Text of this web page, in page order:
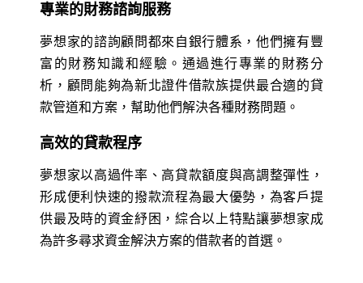
專業的財務諮詢服務
夢想家的諮詢顧問都來自銀行體系，他們擁有豐
富的財務知識和經驗。通過進行專業的財務分
析，顧問能夠為新北證件借款族提供最合適的貸
款管道和方案，幫助他們解決各種財務問題。
高效的貸款程序
夢想家以高過件率、高貸款額度與高調整彈性，
形成便利快速的撥款流程為最大優勢，為客戶提
供最及時的資金紓困，綜合以上特點讓夢想家成
為許多尋求資金解決方案的借款者的首選。